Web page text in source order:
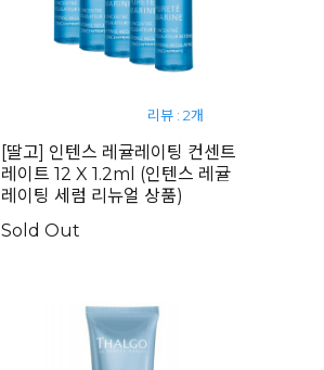
리뷰 : 2개
[딸고] 인텐스 레귤레이팅 컨센트
레이트 12 X 1.2ml (인텐스 레귤
레이팅 세럼 리뉴얼 상품)
Sold Out